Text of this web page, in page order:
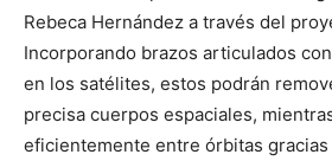
Rebeca Hernández a través del
Incorporando brazos articulados
en los satélites, estos podrán
precisa cuerpos espaciales,
eficientemente entre órbitas